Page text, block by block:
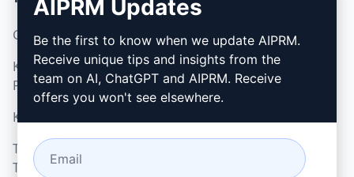
Gizlilik Politikası (en)
Kabul Edilebilir Kullanım
Politikası (en)
Kullanım Koşulları (en)
Tarayıcı Uzantısı
Terimleri (en)
Nasıl kurulur
Google Chrome (en)
Microsoft Edge (en)
AIPRM Updates
Be the first to know when we update AIPRM.
Receive unique tips and insights from the
team on AI, ChatGPT and AIPRM. Receive
offers you won't see elsewhere.